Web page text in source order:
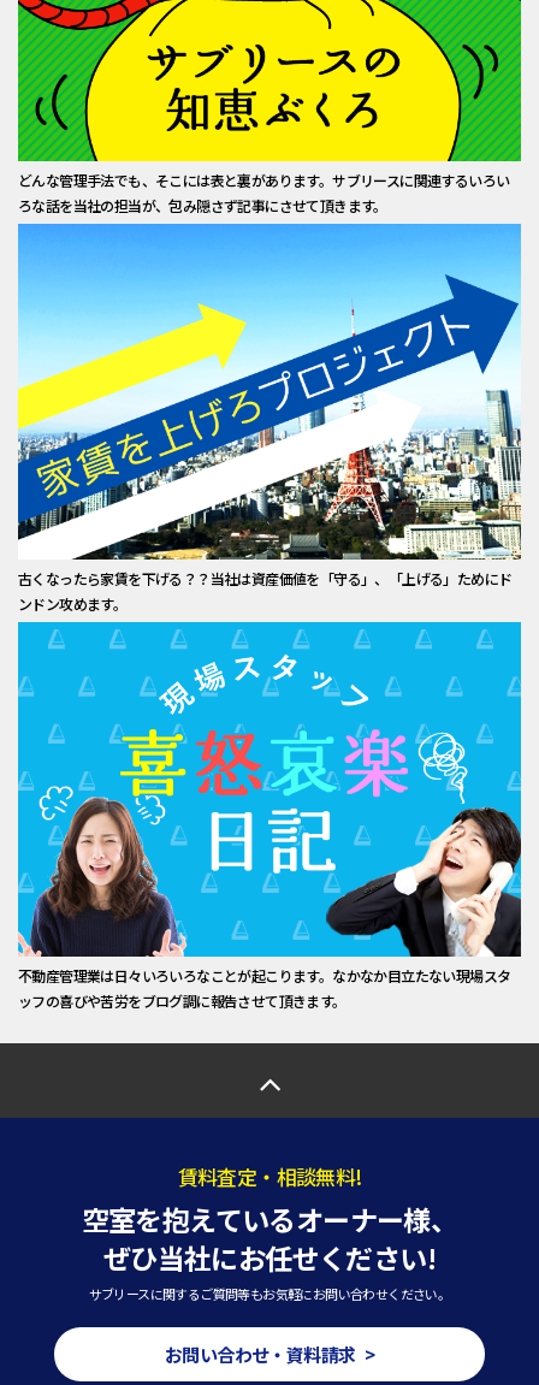
どんな管理手法でも、そこには表と裏があります。サブリースに関連するいろい
ろな話を当社の担当が、包み隠さず記事にさせて頂きます。
古くなったら家賃を下げる？？当社は資産価値を「守る」、「上げる」ためにド
ンドン攻めます。
不動産管理業は日々いろいろなことが起こります。なかなか目立たない現場スタ
ッフの喜びや苦労をブログ調に報告させて頂きます。
賃料査定・相談無料!
空室を抱えているオーナー様、
ぜひ当社にお任せください!
サブリースに関するご質問等もお気軽にお問い合わせください。
お問い合わせ・資料請求 >